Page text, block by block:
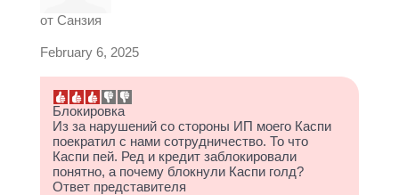
от Санзия
February 6, 2025
Блокировка
Из за нарушений со стороны ИП моего Каспи
поекратил с нами сотрудничество. То что
Каспи пей. Ред и кредит заблокировали
понятно, а почему блокнули Каспи голд?
Ответ представителя